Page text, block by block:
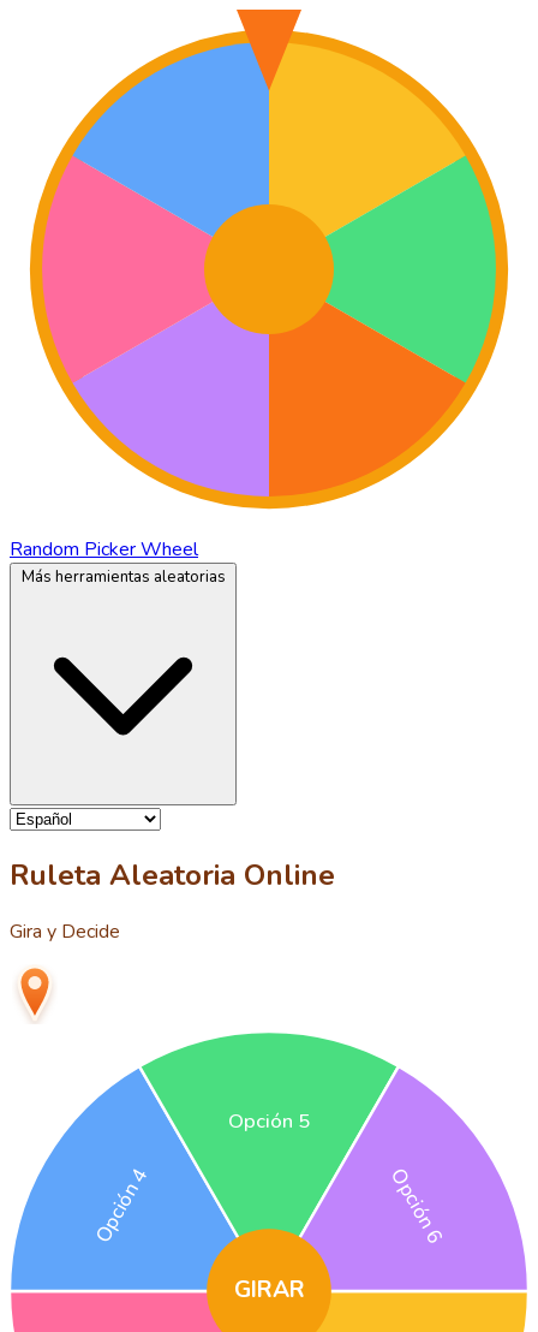
Random Picker Wheel
Ruleta Aleatoria Online
Gira y Decide
Opción 4
Opción 5
Opción 6
GIRAR